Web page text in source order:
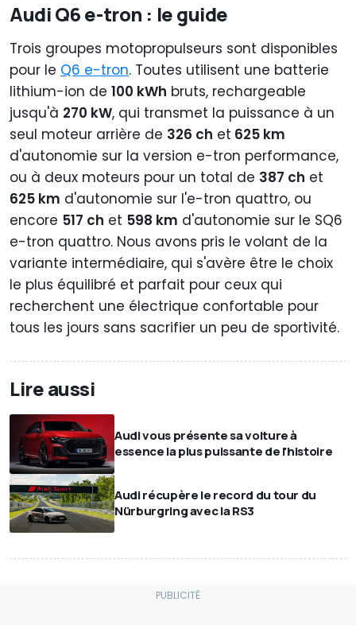
Audi Q6 e-tron : le guide
Trois groupes motopropulseurs sont disponibles
pour le Q6 e-tron. Toutes utilisent une batterie
lithium-ion de 100 kWh bruts, rechargeable
jusqu'à 270 kW, qui transmet la puissance à un
seul moteur arrière de 326 ch et 625 km
d'autonomie sur la version e-tron performance,
ou à deux moteurs pour un total de 387 ch et
625 km d'autonomie sur l'e-tron quattro, ou
encore 517 ch et 598 km d'autonomie sur le SQ6
e-tron quattro. Nous avons pris le volant de la
variante intermédiaire, qui s'avère être le choix
le plus équilibré et parfait pour ceux qui
recherchent une électrique confortable pour
tous les jours sans sacrifier un peu de sportivité.
Lire aussi
Audi vous présente sa voiture à
essence la plus puissante de l'histoire
Audi récupère le record du tour du
Nürburgring avec la RS3